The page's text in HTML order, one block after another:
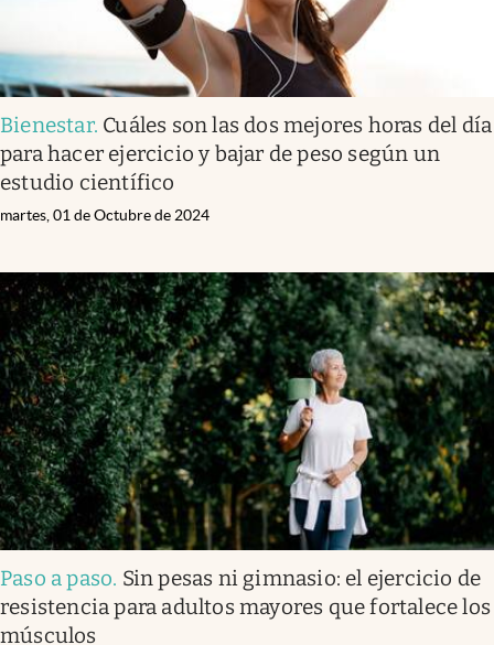
Bienestar. Cuáles son las dos mejores horas del día
para hacer ejercicio y bajar de peso según un
estudio científico
martes, 01 de Octubre de 2024
Paso a paso. Sin pesas ni gimnasio: el ejercicio de
resistencia para adultos mayores que fortalece los
músculos